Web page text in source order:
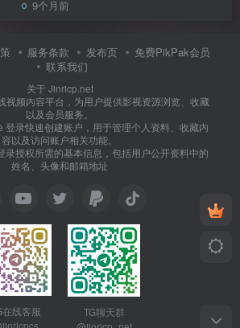
overflows with energy — a magnetic
9个月前
服务条款 发布页
免费PikPak会员
联系我们
关于 Jinricp.net
视频内容平台，为用户提供影视资源浏览、收藏
以及会员服务。
登录快速创建账户，用于管理个人资料、收藏内
容以及访问账户相关功能。
录授权所需的基本信息，包括用户公开资料中的
姓名、头像和邮箱地址
在线客服
TG聊天群